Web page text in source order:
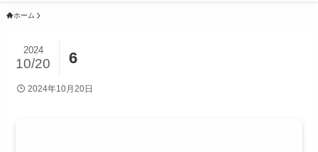
ホーム
6
2024
10/20
2024年10月20日